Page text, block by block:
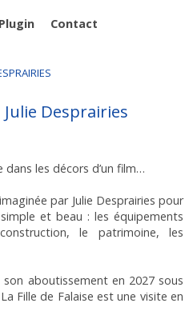
Plugin Contact
Desprairies
les décors d’un film…
par Julie Desprairies pour
et beau : les équipements
le patrimoine, les
aboutissement en 2027 sous
Fille de Falaise est une visite en